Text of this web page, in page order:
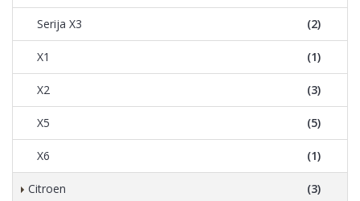
Serija X3 (2)
X1 (1)
X2 (3)
X5 (5)
X6 (1)
Citroen (3)